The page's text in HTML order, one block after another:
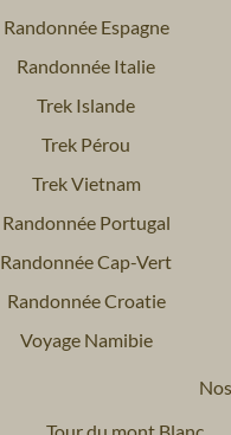
Randonnée Espagne
Randonnée Italie
Trek Islande
Trek Pérou
Trek Vietnam
Randonnée Portugal
Randonnée Cap-Vert
Randonnée Croatie
Voyage Namibie